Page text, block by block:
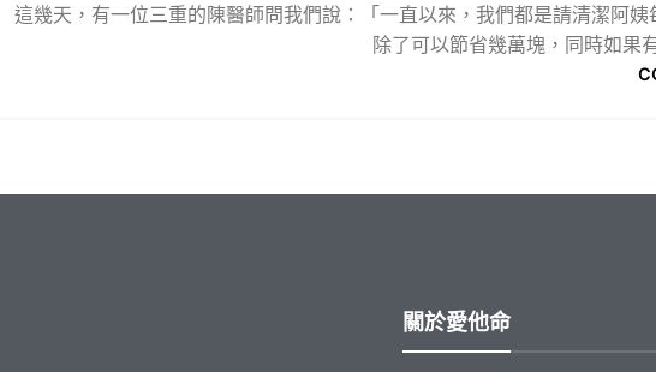
這幾天，有一位三重的陳醫師問我們說：「一直以來，我們都是請清潔阿
除了可以節省幾萬塊，同時如果
關於愛他命